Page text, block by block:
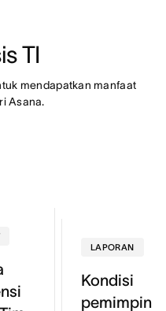
TI
mendapatkan manfaat
Asana.
LAPORAN
Kondisi
pemimpin